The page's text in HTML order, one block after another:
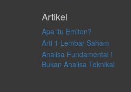
Artikel
Apa itu Emiten?
Arti 1 Lembar Saham
Analisa Fundamental !
Bukan Analisa Teknikal